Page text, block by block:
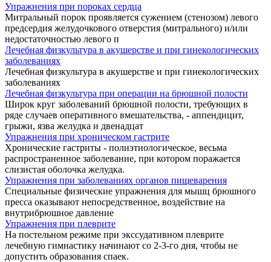
Упражнения при пороках сердца
Митральный порок проявляется сужением (стенозом) левого
предсердия желудочкового отверстия (митрального) и/или
недостаточностью левого п
Лечебная физкультура в акушерстве и при гинекологических
заболеваниях
Лечебная физкультура в акушерстве и при гинекологических
заболеваниях
Лечебная физкультура при операции на брюшной полости
Широк круг заболеваний брюшной полости, требующих в
ряде случаев оперативного вмешательства, - аппендицит,
грыжи, язва желудка и двенадцат
Упражнения при хроническом гастрите
Хронические гастриты - полиэтиологическое, весьма
распространенное заболевание, при котором поражается
слизистая оболочка желудка.
Упражнения при заболеваниях органов пищеварения
Специальные физические упражнения для мышц брюшного
пресса оказывают непосредственное, воздействие на
внутрибрюшное давление
Упражнения при плеврите
На постельном режиме при экссудативном плеврите
лечебную гимнастику начинают со 2-3-го дня, чтобы не
допустить образования спаек.